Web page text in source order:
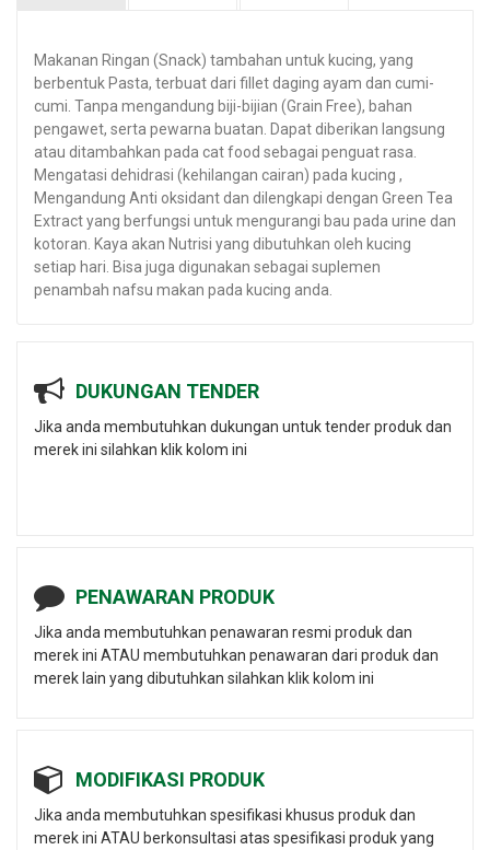
Makanan Ringan (Snack) tambahan untuk kucing, yang
berbentuk Pasta, terbuat dari fillet daging ayam dan cumi-
cumi. Tanpa mengandung biji-bijian (Grain Free), bahan
pengawet, serta pewarna buatan. Dapat diberikan langsung
atau ditambahkan pada cat food sebagai penguat rasa.
Mengatasi dehidrasi (kehilangan cairan) pada kucing ,
Mengandung Anti oksidant dan dilengkapi dengan Green Tea
Extract yang berfungsi untuk mengurangi bau pada urine dan
kotoran. Kaya akan Nutrisi yang dibutuhkan oleh kucing
setiap hari. Bisa juga digunakan sebagai suplemen
penambah nafsu makan pada kucing anda.
DUKUNGAN TENDER
Jika anda membutuhkan dukungan untuk tender produk dan
merek ini silahkan klik kolom ini
PENAWARAN PRODUK
Jika anda membutuhkan penawaran resmi produk dan
merek ini ATAU membutuhkan penawaran dari produk dan
merek lain yang dibutuhkan silahkan klik kolom ini
MODIFIKASI PRODUK
Jika anda membutuhkan spesifikasi khusus produk dan
merek ini ATAU berkonsultasi atas spesifikasi produk yang